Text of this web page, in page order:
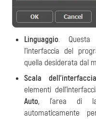
Linguaggio. Questa
l'interfaccia del
quella desiderata dal
Scala dell'interfaccia
elementi
Auto, l'area di
automaticamente